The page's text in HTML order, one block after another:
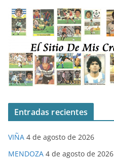
Entradas recientes
VIÑA 4 de agosto de 2026
MENDOZA 4 de agosto de 2026